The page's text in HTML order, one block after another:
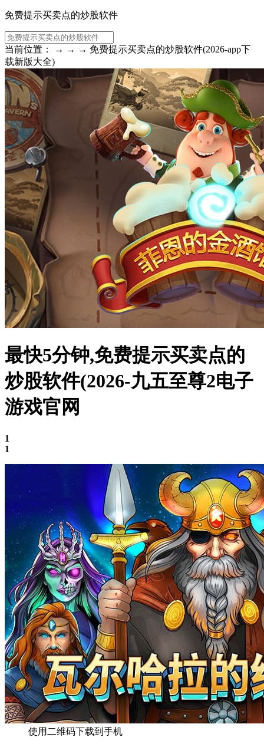
免费提示买卖点的炒股软件
当前位置： → → → 免费提示买卖点的炒股软件(2026-app下
载新版大全)
最快5分钟,免费提示买卖点的
炒股软件(2026-九五至尊2电子
游戏官网
1
1
使用二维码下载到手机